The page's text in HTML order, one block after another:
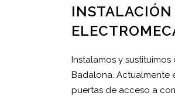
INSTALACIÓN
Instalamos y
Badalona. Actualmente
puertas de acceso a